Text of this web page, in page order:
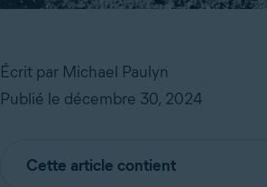
Écrit par Michael Paulyn
Publié le décembre 30, 2024
Cette article contient